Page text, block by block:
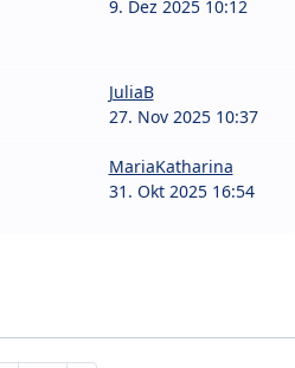
9. Dez 2025 10:12
JuliaB
27. Nov 2025 10:37
MariaKatharina
31. Okt 2025 16:54